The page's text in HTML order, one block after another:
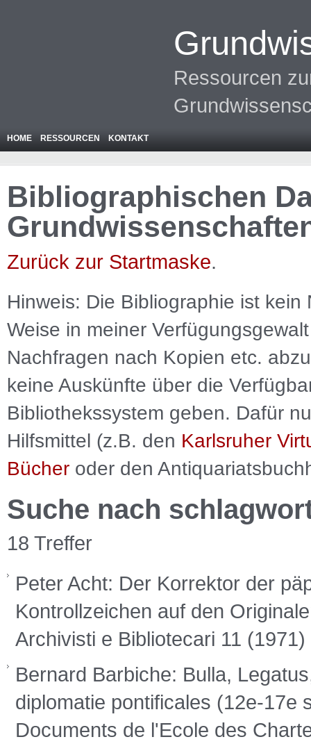
Ressourcen
HOME RESSOURCEN KONTAKT
Bibliographischen
Zurück zur Startmaske.
Hinweis: Die Bibliographie ist kein
Weise in meiner
Nachfragen nach Kopien etc.
keine Auskünfte über die
Bibliothekssystem geben. Dafür
Hilfsmittel (z.B. den Karlsruher
Bücher oder den
Suche nach
18 Treffer
Peter Acht: Der Korrektor der
Kontrollzeichen auf den
Archivisti e Bibliotecari 11
Bernard Barbiche: Bulla,
diplomatie pontificales (12e-17e
Documents de l'Ecole des